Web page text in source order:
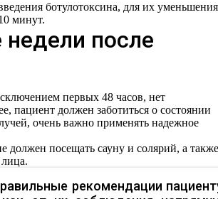
ботулотоксина, для их уменьшения
минут.
после
первых 48 часов, нет
пациент должен заботиться о состоянии
очень важно применять надежное
должен посещать сауну и солярий, а также
рекомендации